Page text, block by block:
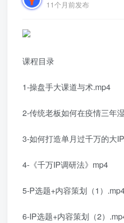
11个月前发布
课程目录
1-操盘手大课道与术.mp4
2-传统老板如何在疫情三年
3-如何打造单月过千万的大
4-《千万IP调研法》mp4
5-P选题+内容策划（1）
6-IP选题+内容策划（2）